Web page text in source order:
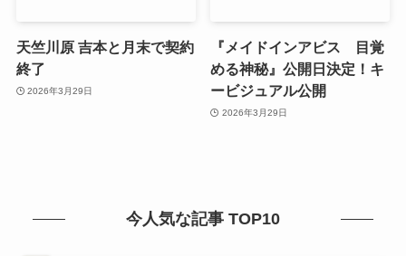
天竺川原 吉本と月末で契約
終了
2026年3月29日
『メイドインアビス 目覚
める神秘』公開日決定！キ
ービジュアル公開
2026年3月29日
今人気な記事 TOP10